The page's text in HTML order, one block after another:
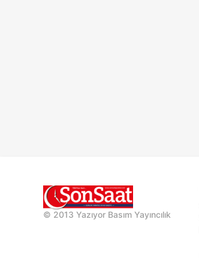
© 2013 Yazıyor Basım Yayıncılık